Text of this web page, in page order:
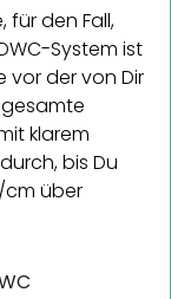
den Fall,
System ist
vor der von Dir
klarem
bis Du
cm über